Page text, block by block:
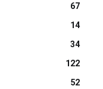
67
14
34
122
52